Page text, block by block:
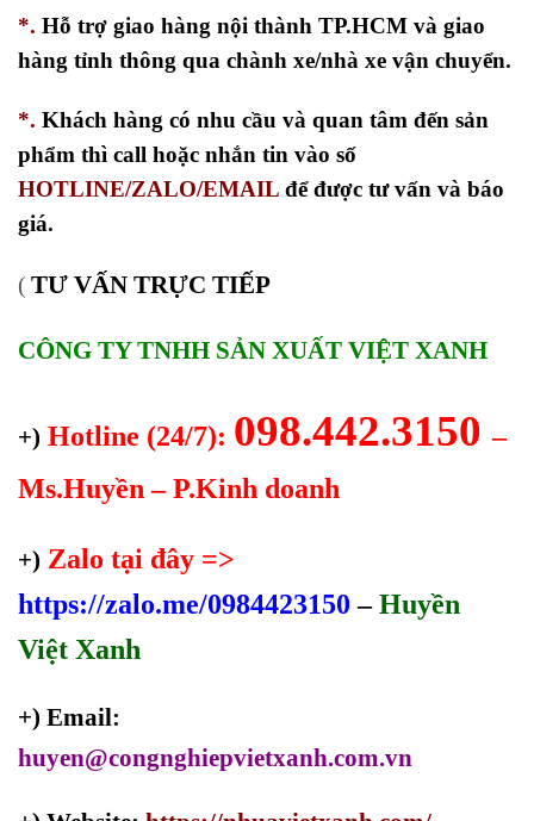
*. Hỗ trợ giao hàng nội thành TP.HCM và giao
hàng tỉnh thông qua chành xe/nhà xe vận chuyển.
*. Khách hàng có nhu cầu và quan tâm đến sản
phẩm thì call hoặc nhắn tin vào số
HOTLINE/ZALO/EMAIL để được tư vấn và báo
giá.
( TƯ VẤN TRỰC TIẾP
CÔNG TY TNHH SẢN XUẤT VIỆT XANH
+) Hotline (24/7): 098.442.3150–
Ms.Huyền – P.Kinh doanh
+) Zalo tại đây =>
https://zalo.me/0984423150 –Huyền
Việt Xanh
+) Email:
huyen@congnghiepvietxanh.com.vn